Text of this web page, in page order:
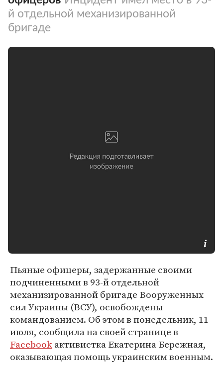
й отдельной механизированной
бригаде
Пьяные офицеры, задержанные своими
подчиненными в 93-й отдельной
механизированной бригаде Вооруженных
сил Украины (ВСУ), освобождены
командованием. Об этом в понедельник, 11
июля, сообщила на своей странице в
Facebookактивистка Екатерина Бережная,
оказывающая помощь украинским военным.